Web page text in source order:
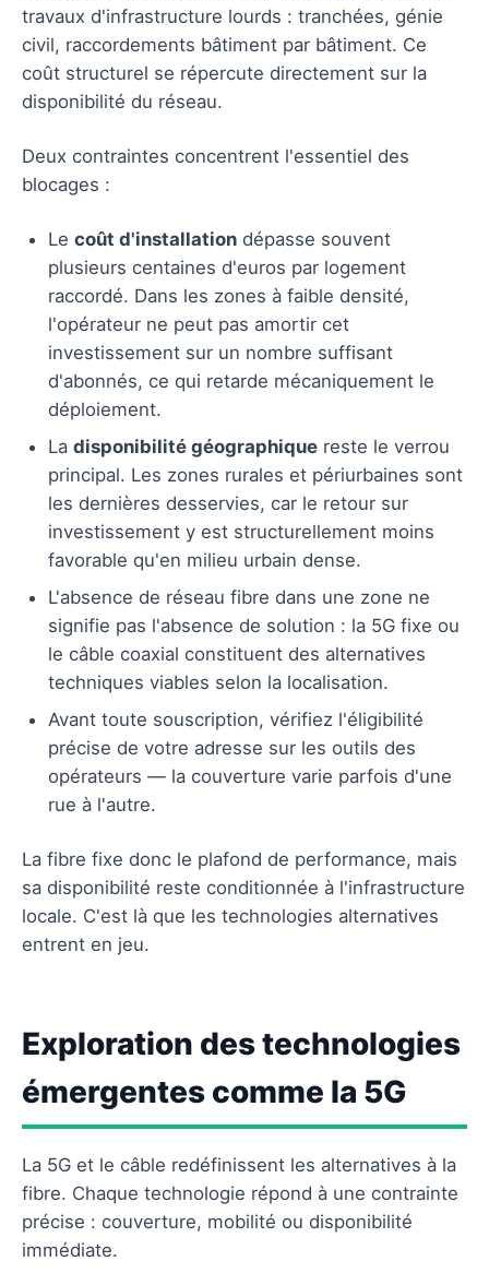
travaux d'infrastructure lourds : tranchées, génie
civil, raccordements bâtiment par bâtiment. Ce
coût structurel se répercute directement sur la
disponibilité du réseau.
Deux contraintes concentrent l'essentiel des
blocages :
Le coût d'installation dépasse souvent
plusieurs centaines d'euros par logement
raccordé. Dans les zones à faible densité,
l'opérateur ne peut pas amortir cet
investissement sur un nombre suffisant
d'abonnés, ce qui retarde mécaniquement le
déploiement.
La disponibilité géographique reste le verrou
principal. Les zones rurales et périurbaines sont
les dernières desservies, car le retour sur
investissement y est structurellement moins
favorable qu'en milieu urbain dense.
L'absence de réseau fibre dans une zone ne
signifie pas l'absence de solution : la 5G fixe ou
le câble coaxial constituent des alternatives
techniques viables selon la localisation.
Avant toute souscription, vérifiez l'éligibilité
précise de votre adresse sur les outils des
opérateurs — la couverture varie parfois d'une
rue à l'autre.
La fibre fixe donc le plafond de performance, mais
sa disponibilité reste conditionnée à l'infrastructure
locale. C'est là que les technologies alternatives
entrent en jeu.
Exploration des technologies
émergentes comme la 5G
La 5G et le câble redéfinissent les alternatives à la
fibre. Chaque technologie répond à une contrainte
précise : couverture, mobilité ou disponibilité
immédiate.